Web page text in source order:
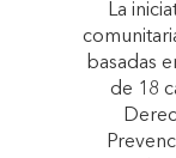
La
basadas
de 18